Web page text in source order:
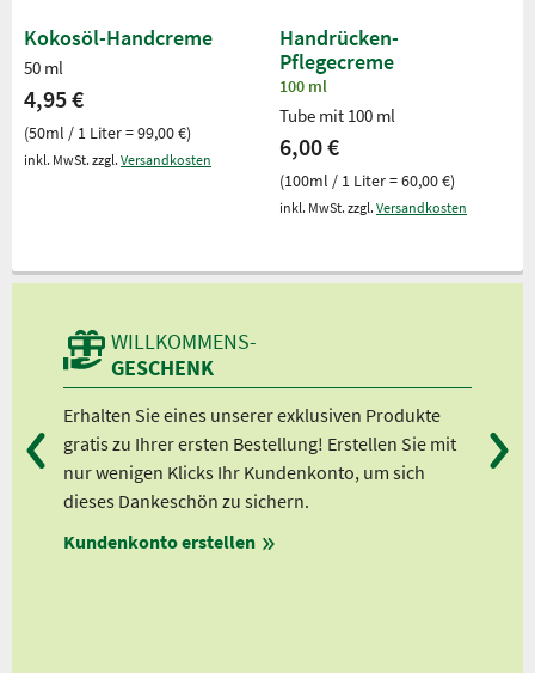
Kokosöl-Handcreme
50 ml
4,95 €
(50ml / 1 Liter = 99,00 €)
inkl. MwSt. zzgl. Versandkosten
Handrücken-
Pflegecreme
100 ml
Tube mit 100 ml
6,00 €
(100ml / 1 Liter = 60,00 €)
inkl. MwSt. zzgl. Versandkosten
WILLKOMMENS-
GESCHENK
Erhalten Sie eines unserer exklusiven Produkte
gratis zu Ihrer ersten Bestellung! Erstellen Sie mit
nur wenigen Klicks Ihr Kundenkonto, um sich
dieses Dankeschön zu sichern.
Kundenkonto erstellen
Ab